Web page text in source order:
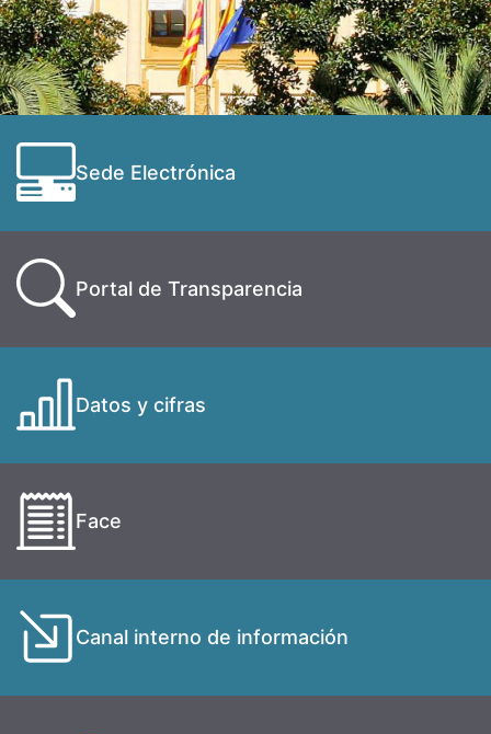
Sede Electrónica
Portal de Transparencia
Datos y cifras
Face
Canal interno de información